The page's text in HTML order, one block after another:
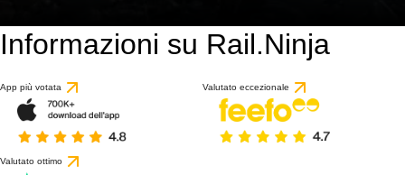
Informazioni su Rail.Ninja
App più votata Valutato eccezionale
Valutato ottimo